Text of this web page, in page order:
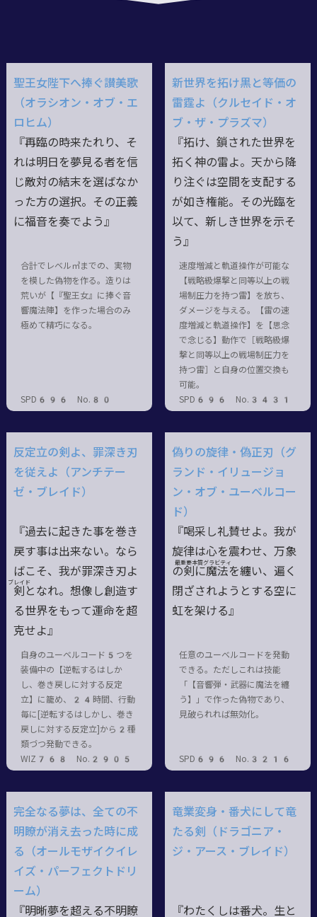
聖王女陛下へ捧ぐ讃美歌
（オラシオン・オブ・エ
ロヒム）
『再臨の時来たれり、そ
れは明日を夢見る者を信
じ敵対の結末を選ばなか
った方の選択。その正義
に福音を奏でよう』
合計でレベル㎥までの、実物
を模した偽物を作る。造りは
荒いが【『聖王女』に捧ぐ音
響魔法陣】を作った場合のみ
極めて精巧になる。
SPD696 No.80
新世界を拓け黒と等価の
雷霆よ（クルセイド・オ
ブ・ザ・プラズマ）
『拓け、鎖された世界を
拓く神の雷よ。天から降
り注ぐは空間を支配する
が如き権能。その光臨を
以て、新しき世界を示そ
う』
速度増減と軌道操作が可能な
【戦略級爆撃と同等以上の戦
場制圧力を持つ雷】を放ち、
ダメージを与える。【雷の速
度増減と軌道操作】を【思念
で念じる】動作で［戦略級爆
撃と同等以上の戦場制圧力を
持つ雷］と自身の位置交換も
可能。
SPD696 No.3431
反定立の剣よ、罪深き刃
を従えよ（アンチテー
ゼ・ブレイド）
『過去に起きた事を巻き
戻す事は出来ない。なら
ばこそ、我が罪深き刃よ
剣
ブレイド
となれ。想像し創造す
る世界をもって運命を超
克せよ』
自身のユーベルコード5つを
装備中の【逆転するはしか
し、巻き戻しに対する反定
立】に籠め、24時間、行動
毎に[逆転するはしかし、巻き
戻しに対する反定立]から2種
類づつ発動できる。
WIZ768 No.2905
偽りの旋律・偽正刃（グ
ランド・イリュージョ
ン・オブ・ユーベルコー
ド）
『喝采し礼賛せよ。我が
旋律は心を震わせ、万象
の剣
最重要本質
に魔
グラビティ
法を纏い、遍く
閉ざされようとする空に
虹を架ける』
任意のユーベルコードを発動
できる。ただしこれは技能
「【音響弾・武器に魔法を纏
う】」で作った偽物であり、
見破られれば無効化。
SPD696 No.3216
完全なる夢は、全ての不
明瞭が消え去った時に成
る（オールモザイクイレ
イズ・パーフェクトドリ
ーム）
『明晰夢を超える不明瞭
竜業変身・番犬にして竜
たる剣（ドラゴニア・
ジ・アース・ブレイド）
『わたくしは番犬。生と